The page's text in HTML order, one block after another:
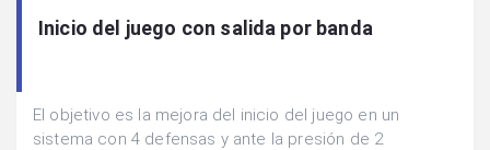
Inicio del juego con salida por banda
El objetivo es la mejora del inicio del juego en un
sistema con 4 defensas y ante la presión de 2